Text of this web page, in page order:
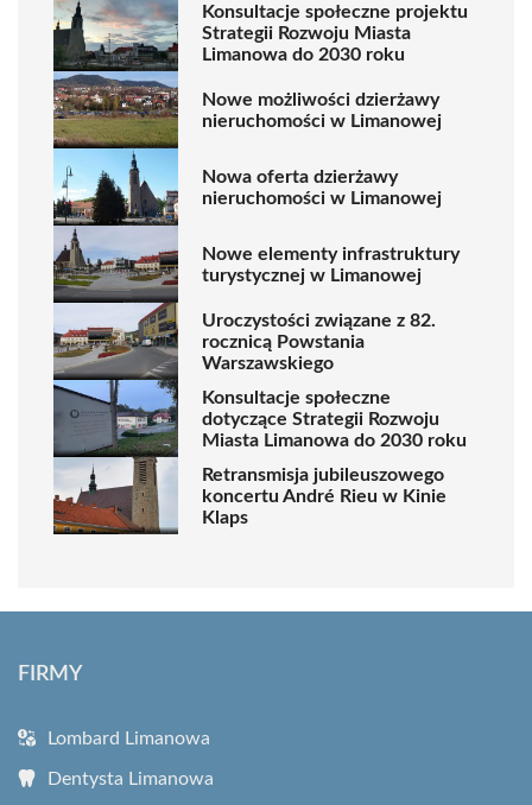
Konsultacje społeczne projektu
Strategii Rozwoju Miasta
Limanowa do 2030 roku
Nowe możliwości dzierżawy
nieruchomości w Limanowej
Nowa oferta dzierżawy
nieruchomości w Limanowej
Nowe elementy infrastruktury
turystycznej w Limanowej
Uroczystości związane z 82.
rocznicą Powstania
Warszawskiego
Konsultacje społeczne
dotyczące Strategii Rozwoju
Miasta Limanowa do 2030 roku
Retransmisja jubileuszowego
koncertu André Rieu w Kinie
Klaps
FIRMY
Lombard Limanowa
Dentysta Limanowa